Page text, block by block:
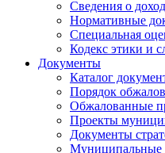
Сведения о
Нормативные
Специальная
Кодекс этики и
Документы
Каталог
Порядок
Обжалованные
Проекты
Документы
Муниципальные